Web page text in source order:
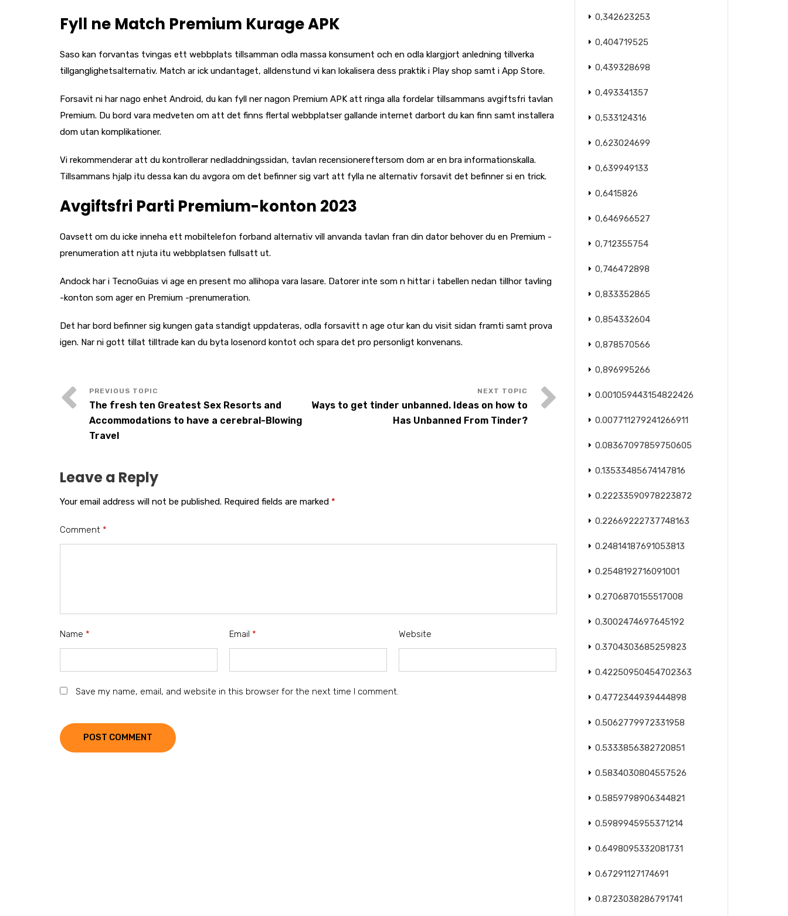
Fyll ne Match Premium Kurage APK
Saso kan forvantas tvingas ett webbplats tillsamman odla massa konsument och en odla klargjort anledning tillverka
tillganglighetsalternativ. Match ar ick undantaget, alldenstund vi kan lokalisera dess praktik i Play shop samt i App Store.
Forsavit ni har nago enhet Android, du kan fyll ner nagon Premium APK att ringa alla fordelar tillsammans avgiftsfri tavlan
Premium. Du bord vara medveten om att det finns flertal webbplatser gallande internet darbort du kan finn samt installera
dom utan komplikationer.
Vi rekommenderar att du kontrollerar nedladdningssidan, tavlan recensionereftersom dom ar en bra informationskalla.
Tillsammans hjalp itu dessa kan du avgora om det befinner sig vart att fylla ne alternativ forsavit det befinner si en trick.
Avgiftsfri Parti Premium-konton 2023
Oavsett om du icke inneha ett mobiltelefon forband alternativ vill anvanda tavlan fran din dator behover du en Premium -
prenumeration att njuta itu webbplatsen fullsatt ut.
Andock har i TecnoGuias vi age en present mo allihopa vara lasare. Datorer inte som n hittar i tabellen nedan tillhor tavling
-konton som ager en Premium -prenumeration.
Det har bord befinner sig kungen gata standigt uppdateras, odla forsavitt n age otur kan du visit sidan framti samt prova
igen. Nar ni gott tillat tilltrade kan du byta losenord kontot och spara det pro personligt konvenans.
The fresh ten Greatest Sex Resorts and
Accommodations to have a cerebral-Blowing
Travel
Ways to get tinder unbanned. Ideas on how to
Has Unbanned From Tinder?
Leave a Reply
Your email address will not be published. Required fields are marked *
Comment *
Name * Email * Website
Save my name, email, and website in this browser for the next time I comment.
POST COMMENT
0,342623253
0,404719525
0,439328698
0,493341357
0,533124316
0,623024699
0,639949133
0,6415826
0,646966527
0,712355754
0,746472898
0,833352865
0,854332604
0,878570566
0,896995266
0.001059443154822426
0.007711279241266911
0.08367097859750605
0.13533485674147816
0.22233590978223872
0.22669222737748163
0.24814187691053813
0.2548192716091001
0.2706870155517008
0.3002474697645192
0.3704303685259823
0.42250950454702363
0.4772344939444898
0.5062779972331958
0.5333856382720851
0.5834030804557526
0.5859798906344821
0.5989945955371214
0.6498095332081731
0.67291127174691
0.8723038286791741